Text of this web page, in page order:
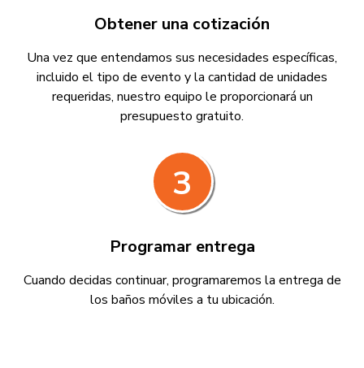
Obtener una cotización
Una vez que entendamos sus necesidades específicas,
incluido el tipo de evento y la cantidad de unidades
requeridas, nuestro equipo le proporcionará un
presupuesto gratuito.
3
Programar entrega
Cuando decidas continuar, programaremos la entrega de
los baños móviles a tu ubicación.